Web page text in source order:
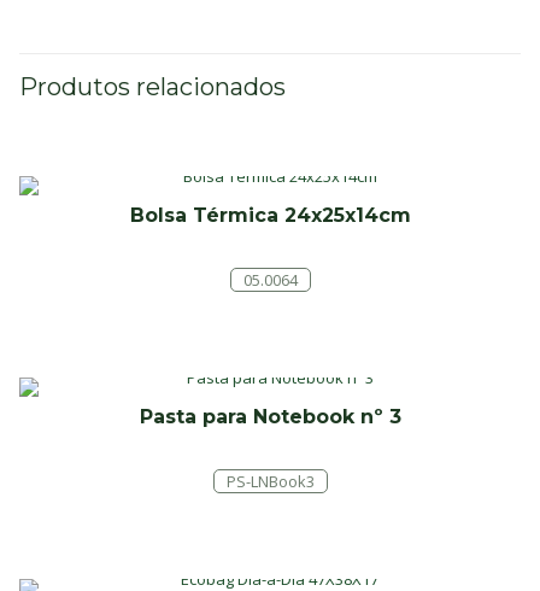
Produtos relacionados
Bolsa Térmica 24x25x14cm
05.0064
Pasta para Notebook nº 3
PS-LNBook3